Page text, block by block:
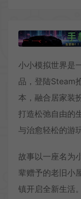
小小模拟世界是
品，登陆Steam
本，融合居家装
打造松弛自由的
与治愈轻松的游
故事以一座名为
辈赠予的老旧小
镇开启全新生活